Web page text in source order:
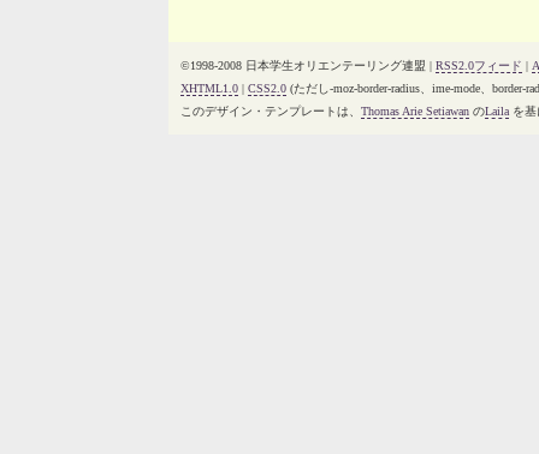
©1998-2008 日本学生オリエンテーリング連盟 | RSS2.0フィード |
XHTML1.0 | CSS2.0 (ただし-moz-border-radius、ime-mode、
このデザイン・テンプレートは、 Thomas Arie Setiawan のLaila を